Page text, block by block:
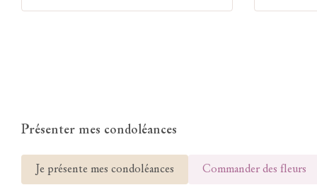
Présenter mes condoléances
Je présente mes condoléances Commander des fleurs